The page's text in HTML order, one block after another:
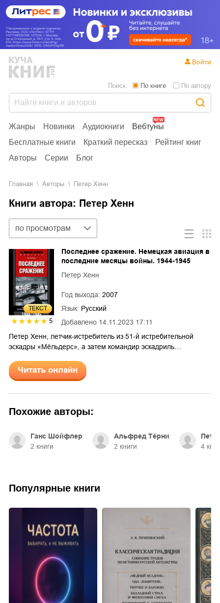
Жанры Новинки Аудиокниги
Вебтуны
Бесплатные книги
Краткий пересказ
Рейтинг книг
Авторы
Серии Блог
Поиск: По книге По автору
Войти
Главная Aвторы Петер Хенн
Книги автора: Петер Хенн
Сортировка
по просмотрам
ТЕКСТ
5 Добавлено 14.11.2023 17:11
Последнее сражение. Немецкая авиация в
последние месяцы войны. 1944-1945
Петер Хенн
Год выхода: 2007
Язык: Русский
Петер Хенн, летчик-истребитель из 51-й истребительной
эскадры «Мёльдерс», а затем командир эскадриль…
Читать онлайн
Похожие авторы:
Ганс Шойфлер
2 книги
Альфред Тёрни
2 книги
4
Популярные книги